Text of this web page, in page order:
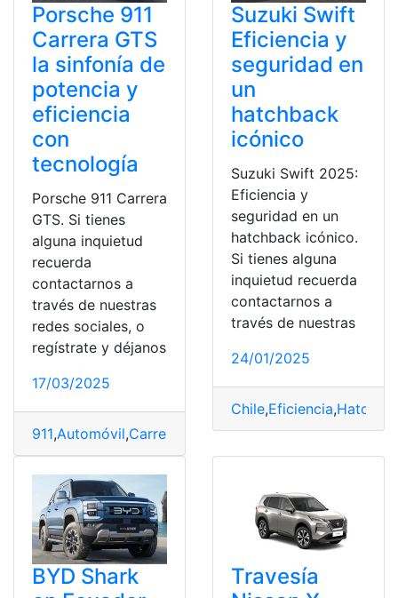
Porsche 911
Carrera GTS
la sinfonía de
potencia y
eficiencia
con
tecnología
Porsche 911 Carrera
GTS. Si tienes
alguna inquietud
recuerda
contactarnos a
través de nuestras
redes sociales, o
regístrate y déjanos
17/03/2025
911,Automóvil,Carrera deporte,Eficiencia,GTS,hybrid,
Suzuki Swift
Eficiencia y
seguridad en
un
hatchback
icónico
Suzuki Swift 2025:
Eficiencia y
seguridad en un
hatchback icónico.
Si tienes alguna
inquietud recuerda
contactarnos a
través de nuestras
24/01/2025
Chile,Eficiencia,
BYD Shark
Travesía